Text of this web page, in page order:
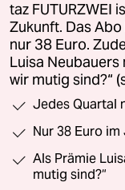
taz FUTURZWEI
Zukunft. Das
nur 38 Euro.
Luisa Neubauers
wir mutig sind?“
Jedes Quartal
Nur 38 Euro im
Als Prämie
mutig sind?“